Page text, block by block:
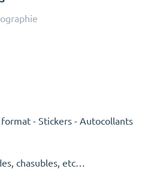
- Stickers - Autocollants
chasubles, etc…